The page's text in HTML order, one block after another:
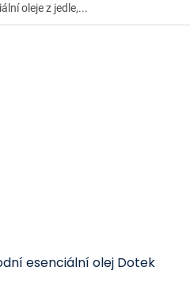
oleje z jedle,...
esenciální olej Dotek